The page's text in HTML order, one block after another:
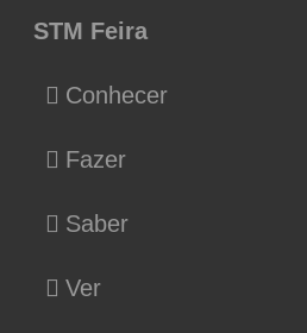
STM Feira
Conhecer
Fazer
Saber
Ver